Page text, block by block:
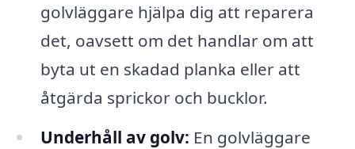
golvläggare hjälpa dig att reparera
det, oavsett om det handlar om att
byta ut en skadad planka eller att
åtgärda sprickor och bucklor.
Underhåll av golv: En golvläggare